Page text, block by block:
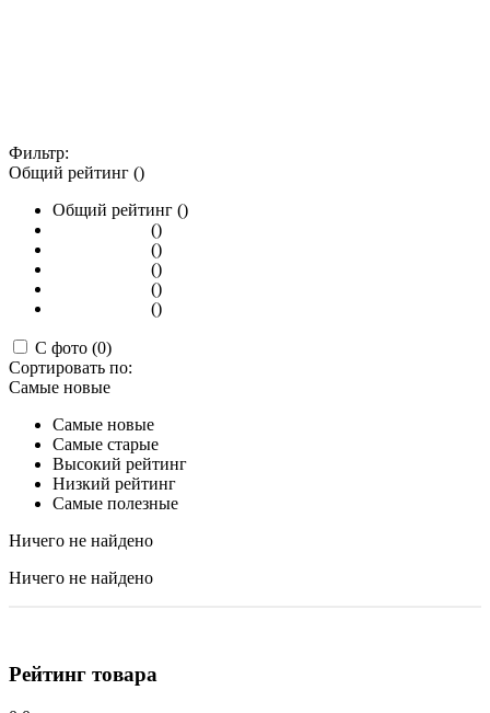
Фильтр:
Общий рейтинг ()
Общий рейтинг ()
()
()
()
()
()
С фото (0)
Сортировать по:
Самые новые
Самые новые
Самые старые
Высокий рейтинг
Низкий рейтинг
Самые полезные
Ничего не найдено
Ничего не найдено
Рейтинг товара